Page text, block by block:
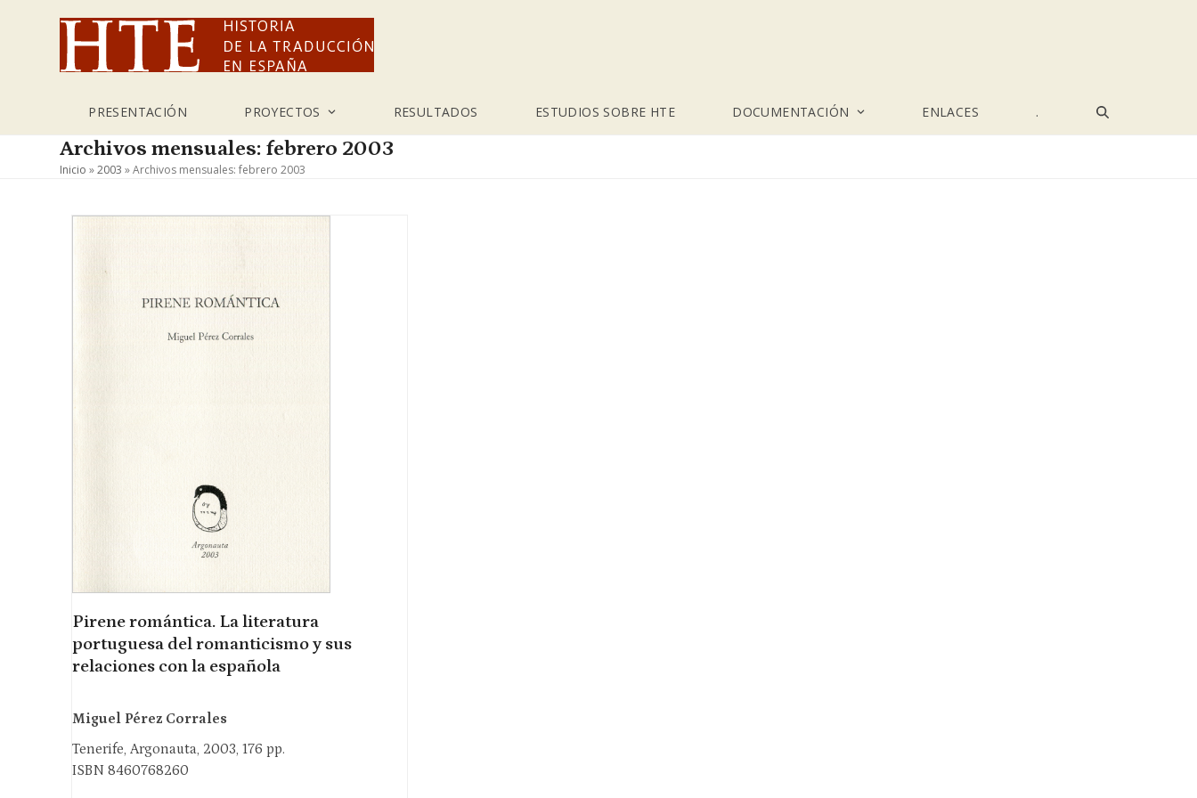
PRESENTACIÓN PROYECTOS RESULTADOS ESTUDIOS SOBRE HTE DOCUMENTACIÓN ENLACES .
Archivos mensuales: febrero 2003
Inicio »2003 »Archivos mensuales: febrero 2003
Pirene romántica. La literatura
portuguesa del romanticismo y sus
relaciones con la española
Miguel Pérez Corrales
Tenerife, Argonauta, 2003, 176 pp.
ISBN 8460768260